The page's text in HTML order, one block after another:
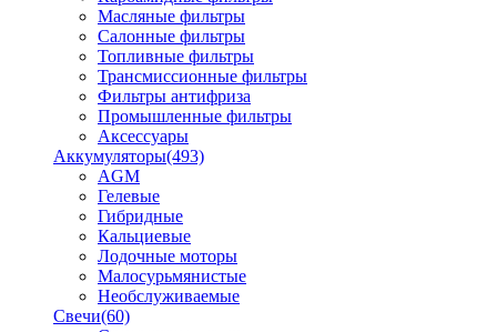
Масляные фильтры
Салонные фильтры
Топливные фильтры
Трансмиссионные фильтры
Фильтры антифриза
Промышленные фильтры
Аксессуары
Аккумуляторы(493)
AGM
Гелевые
Гибридные
Кальциевые
Лодочные моторы
Малосурьмянистые
Необслуживаемые
Свечи(60)